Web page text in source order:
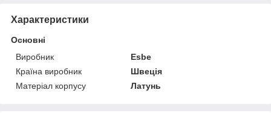
Характеристики
Основні
Виробник
Esbe
Країна виробник
Швеція
Матеріал корпусу
Латунь